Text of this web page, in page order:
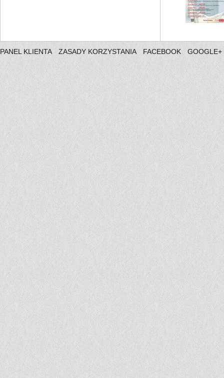
PANEL KLIENTA ZASADY KORZYSTANIA FACEBOOK GOOGLE+